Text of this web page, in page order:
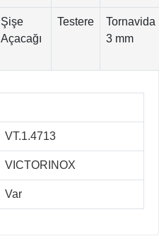
Şişe
Açacağı
Testere
Tornavida
3 mm
VT.1.4713
VICTORINOX
Var